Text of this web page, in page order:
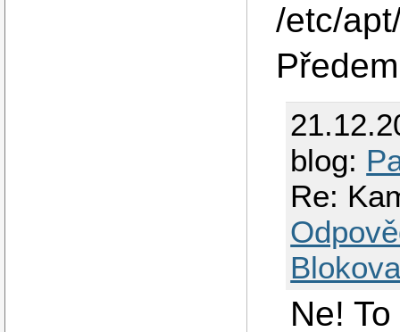
/etc/
blog:
Re:
Ne!